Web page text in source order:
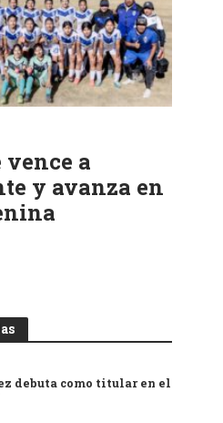
vence a
y avanza en
debuta como titular en el